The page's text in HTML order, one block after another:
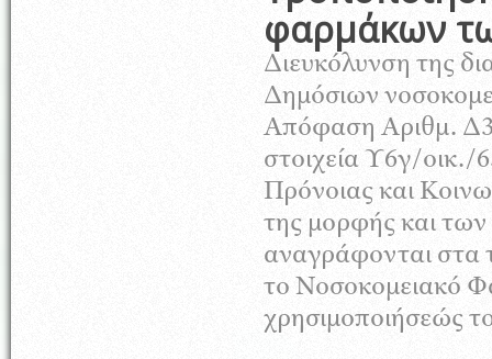
φαρμάκων
Διευκόλυνση της
Δημόσιων
Απόφαση Αριθμ.
στοιχεία Υ6γ/
Πρόνοιας και
της μορφής και
αναγράφονται στα
το Νοσοκομειακό
χρησιμοποιήσεώς